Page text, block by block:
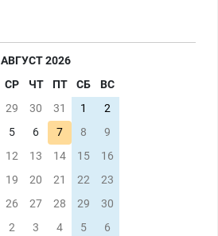
АВГУСТ 2026
СР ЧТ ПТ СБ
ВС
29 30 31 1
2
5 6 7 8
9
12 13 14 15
16
19 20 21 22
23
26 27 28 29
30
2 3 4 5 6